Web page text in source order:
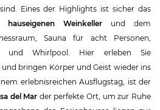
Eines der Highlights ist sicher das
hauseigenen Weinkellerund dem
Sauna für acht Personen,
und Whirlpool. Hier erleben Sie
bringen Körper und Geist wieder ins
erlebnisreichen Ausflugstag, ist der
del Mar der perfekte Ort, um zur Ruhe